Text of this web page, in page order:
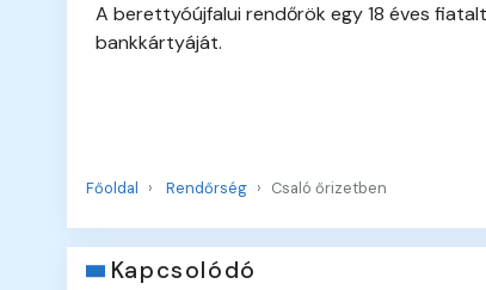
A berettyóújfalui rendőrök egy 18 éves
bankkártyáját.
Főoldal Rendőrség Csaló őrizetben
Kapcsolódó